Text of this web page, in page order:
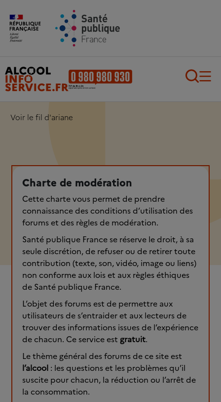
Aller au contenu principal
Voir le fil d'ariane
Charte de modération
Cette charte vous permet de prendre
connaissance des conditions d’utilisation des
forums et des règles de modération.
Santé publique France se réserve le droit, à sa
seule discrétion, de refuser ou de retirer toute
contribution (texte, son, vidéo, image ou liens)
non conforme aux lois et aux règles éthiques
de Santé publique France.
L’objet des forums est de permettre aux
utilisateurs de s’entraider et aux lecteurs de
trouver des informations issues de l’expérience
de chacun. Ce service est gratuit.
Le thème général des forums de ce site est
l’alcool : les questions et les problèmes qu’il
suscite pour chacun, la réduction ou l’arrêt de
la consommation.